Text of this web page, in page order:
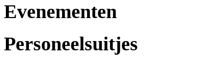
Evenementen
Personeelsuitjes